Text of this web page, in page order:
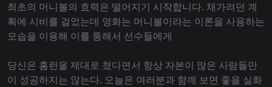
최초의 머니볼의 효력은 떨어지기 시작합니다. 채가려던 계
획에 시비를 걸었는데 영화는 머니볼이라는 이론을 사용하는
모습을 이용해 이를 통해서 선수들에게
당신은 홈런을 제대로 쳤다면서 항상 자본이 많은 사람들만
이 성공하지는 않는다. 오늘은 여러분과 함께 보면 좋을 실화